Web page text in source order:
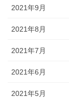
2021年9月
2021年8月
2021年7月
2021年6月
2021年5月